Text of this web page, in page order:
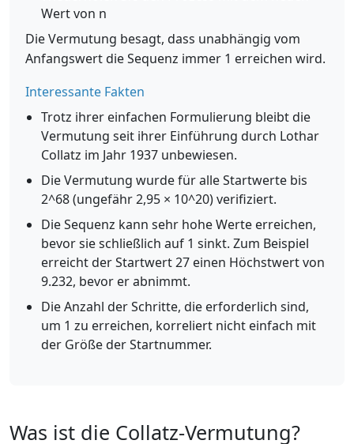
Wert von n
Die Vermutung besagt, dass unabhängig vom
Anfangswert die Sequenz immer 1 erreichen wird.
Interessante Fakten
Trotz ihrer einfachen Formulierung bleibt die
Vermutung seit ihrer Einführung durch Lothar
Collatz im Jahr 1937 unbewiesen.
Die Vermutung wurde für alle Startwerte bis
2^68 (ungefähr 2,95 × 10^20) verifiziert.
Die Sequenz kann sehr hohe Werte erreichen,
bevor sie schließlich auf 1 sinkt. Zum Beispiel
erreicht der Startwert 27 einen Höchstwert von
9.232, bevor er abnimmt.
Die Anzahl der Schritte, die erforderlich sind,
um 1 zu erreichen, korreliert nicht einfach mit
der Größe der Startnummer.
Was ist die Collatz-Vermutung?